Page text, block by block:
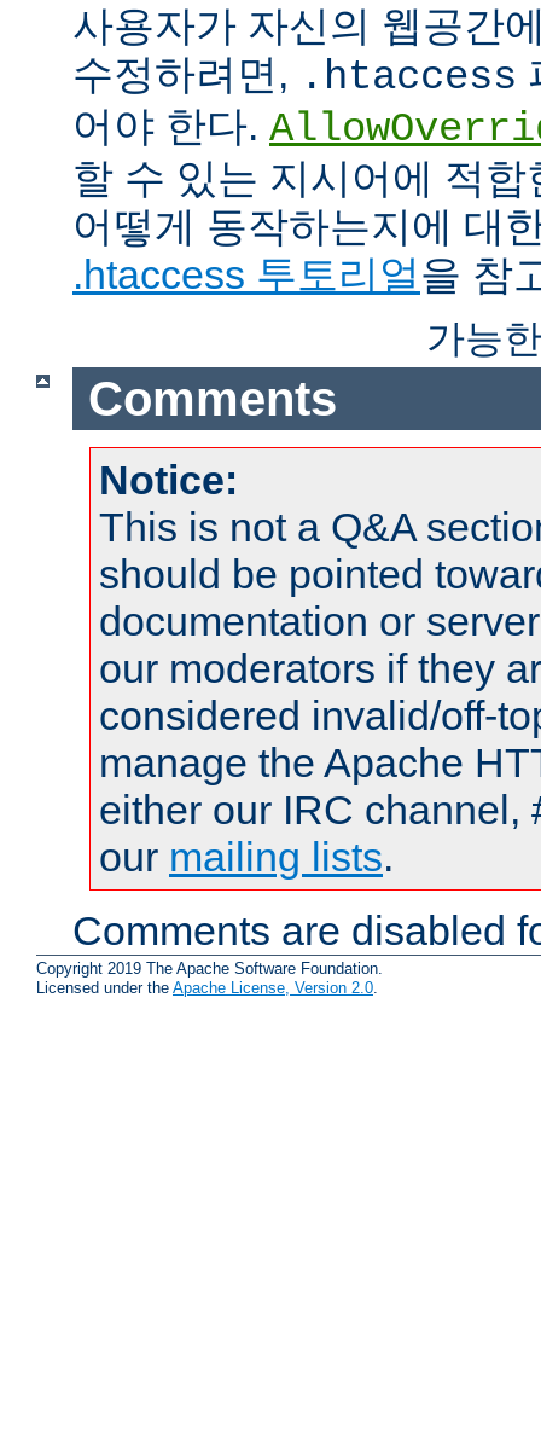
사용자가 자신의 웹공간
수정하려면, .htaccess
어야 한다.
할 수 있는 지시어에 적
어떻게 동작하는지에 대
.htaccess 투토리얼을 참
가능
Comments
Notice:
This is not a Q&A
should be pointed
documentation or
our moderators if they
considered invalid/off-
manage the Apache
either our IRC channel,
our mailing lists.
Comments are disabled
Copyright 2019 The Apache Software Foundation.
Licensed under the Apache License, Version 2.0.